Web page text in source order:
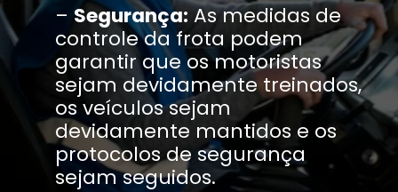
– Segurança:As medidas de
controle da frota podem
garantir que os motoristas
sejam devidamente treinados,
os veículos sejam
devidamente mantidos e os
protocolos de segurança
sejam seguidos.